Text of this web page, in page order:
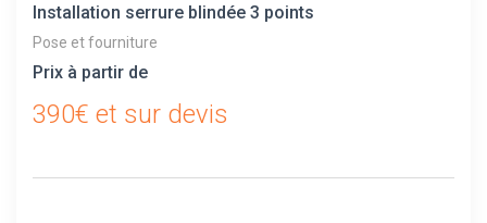
Installation serrure blindée 3 points
Pose et fourniture
Prix à partir de
390€ et sur devis